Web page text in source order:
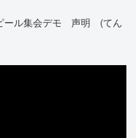
ール集会デモ 声明 (てん